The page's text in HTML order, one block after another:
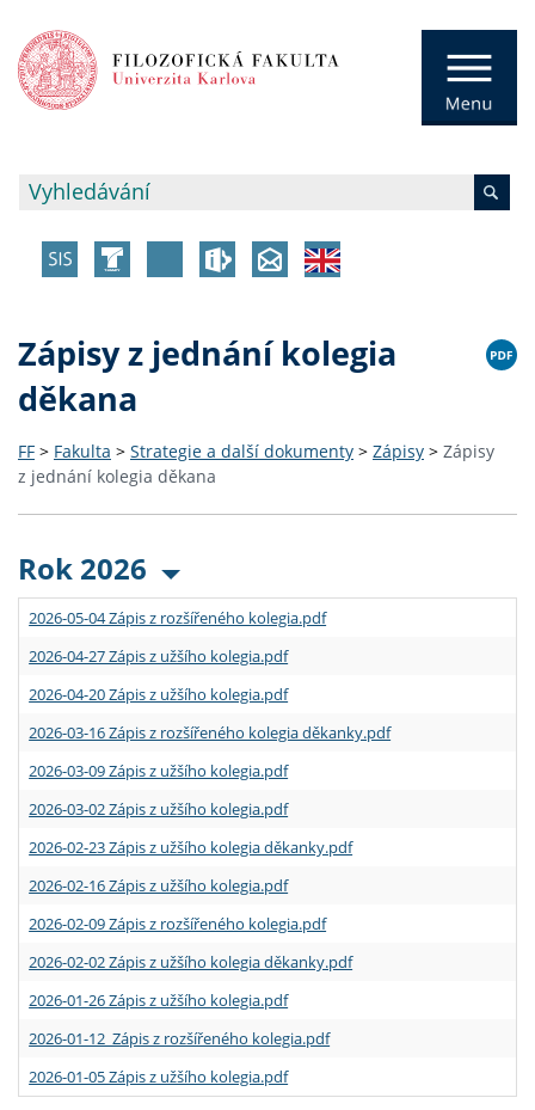
Zápisy z jednání kolegia
děkana
FF > Fakulta > Strategie a další dokumenty > Zápisy > Zápisy
z jednání kolegia děkana
Rok 2026
2026-05-04 Zápis z rozšířeného kolegia.pdf
2026-04-27 Zápis z užšího kolegia.pdf
2026-04-20 Zápis z užšího kolegia.pdf
2026-03-16 Zápis z rozšířeného kolegia děkanky.pdf
2026-03-09 Zápis z užšího kolegia.pdf
2026-03-02 Zápis z užšího kolegia.pdf
2026-02-23 Zápis z užšího kolegia děkanky.pdf
2026-02-16 Zápis z užšího kolegia.pdf
2026-02-09 Zápis z rozšířeného kolegia.pdf
2026-02-02 Zápis z užšího kolegia děkanky.pdf
2026-01-26 Zápis z užšího kolegia.pdf
2026-01-12 Zápis z rozšířeného kolegia.pdf
2026-01-05 Zápis z užšího kolegia.pdf